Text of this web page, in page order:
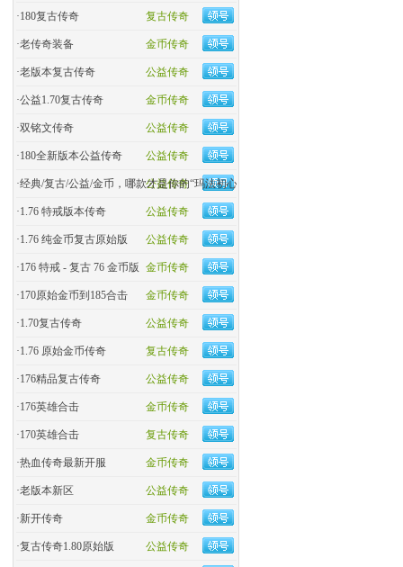
复古传奇
·180复古传奇
金币传奇
·老传奇装备
公益传奇
·老版本复古传奇
金币传奇
·公益1.70复古传奇
公益传奇
·双铭文传奇
公益传奇
·180全新版本公益传奇
公益传奇
·经典/复古/公益/金币，哪款才是你的“玛法初心
公益传奇
·1.76 特戒版本传奇
公益传奇
·1.76 纯金币复古原始版
金币传奇
·176 特戒 - 复古 76 金币版
金币传奇
·170原始金币到185合击
公益传奇
·​1.70复古传奇
复古传奇
·1.76 原始金币传奇
公益传奇
·176精品复古传奇
金币传奇
·176英雄合击
复古传奇
·170英雄合击
金币传奇
·热血传奇最新开服
公益传奇
·老版本新区
金币传奇
·新开传奇
公益传奇
·复古传奇1.80原始版